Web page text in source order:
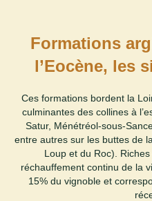
Formations
l’Eocène, les
Ces formations bordent la
culminantes des collines à
Satur, Ménétréol-sous-
entre autres sur les buttes de
Loup et du Roc).
réchauffement continu de la
15% du vignoble et